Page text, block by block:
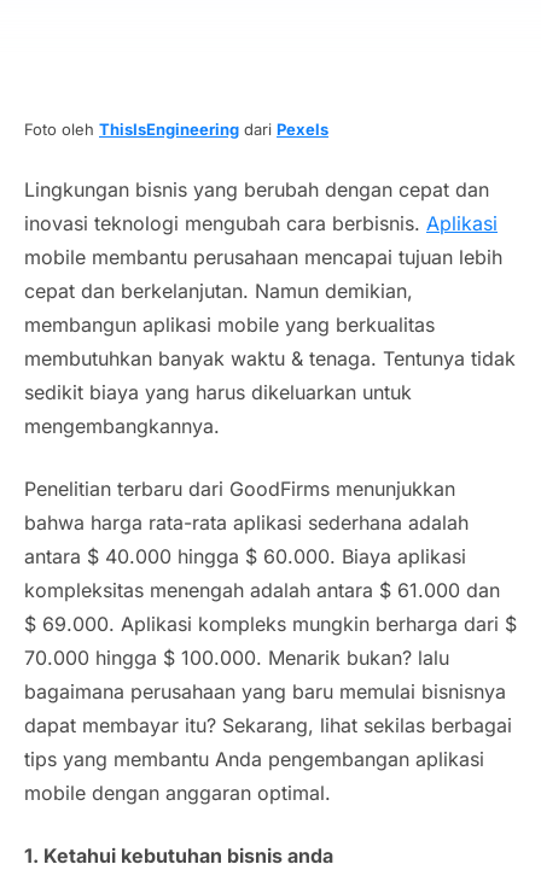
Foto oleh ThisIsEngineering dari Pexels
Lingkungan bisnis yang berubah dengan cepat dan
inovasi teknologi mengubah cara berbisnis. Aplikasi
mobile membantu perusahaan mencapai tujuan lebih
cepat dan berkelanjutan. Namun demikian,
membangun aplikasi mobile yang berkualitas
membutuhkan banyak waktu & tenaga. Tentunya tidak
sedikit biaya yang harus dikeluarkan untuk
mengembangkannya.
Penelitian terbaru dari GoodFirms menunjukkan
bahwa harga rata-rata aplikasi sederhana adalah
antara $ 40.000 hingga $ 60.000. Biaya aplikasi
kompleksitas menengah adalah antara $ 61.000 dan
$ 69.000. Aplikasi kompleks mungkin berharga dari $
70.000 hingga $ 100.000. Menarik bukan? lalu
bagaimana perusahaan yang baru memulai bisnisnya
dapat membayar itu? Sekarang, lihat sekilas berbagai
tips yang membantu Anda pengembangan aplikasi
mobile dengan anggaran optimal.
1. Ketahui kebutuhan bisnis anda